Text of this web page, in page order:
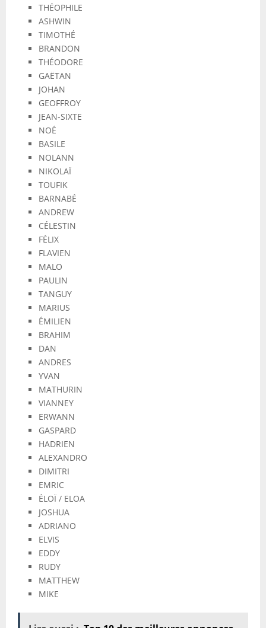
THÉOPHILE
ASHWIN
TIMOTHÉ
BRANDON
THÉODORE
GAËTAN
JOHAN
GEOFFROY
JEAN-SIXTE
NOÉ
BASILE
NOLANN
NIKOLAÏ
TOUFIK
BARNABÉ
ANDREW
CÉLESTIN
FÉLIX
FLAVIEN
MALO
PAULIN
TANGUY
MARIUS
ÉMILIEN
BRAHIM
DAN
ANDRES
YVAN
MATHURIN
VIANNEY
ERWANN
GASPARD
HADRIEN
ALEXANDRO
DIMITRI
EMRIC
ÉLOÏ / ELOA
JOSHUA
ADRIANO
ELVIS
EDDY
RUDY
MATTHEW
MIKE